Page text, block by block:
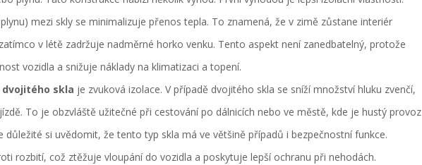
mezi skly se minimalizuje přenos tepla. To znamená, že v zimě zůstane interiér
v létě zadržuje nadměrné horko venku. Tento aspekt není zanedbatelný, protože
vozidla a snižuje náklady na klimatizaci a topení.
dvojitého skla je zvuková izolace. V případě dvojitého skla se sníží množství hluku zvenčí,
To je obzvláště užitečné při cestování po dálnicích nebo ve městě, kde je hustý provoz
důležité si uvědomit, že tento typ skla má ve většině případů i bezpečnostní funkce.
rozbití, což ztěžuje vloupání do vozidla a poskytuje lepší ochranu při nehodách.